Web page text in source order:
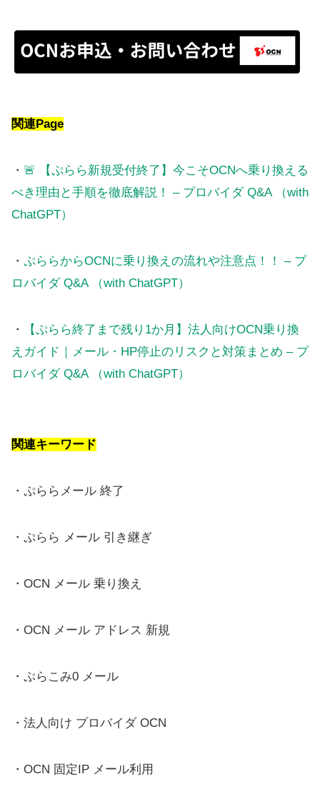
関連Page
・ 🚨 【ぷらら新規受付終了】今こそOCNへ乗り換える
べき理由と手順を徹底解説！ – プロバイダ Q&A （with
ChatGPT）
・ ぷららからOCNに乗り換えの流れや注意点！！ – プ
ロバイダ Q&A （with ChatGPT）
・
【ぷらら終了まで残り1か月】法人向けOCN乗り換
えガイド｜メール・HP停止のリスクと対策まとめ – プ
ロバイダ Q&A （with ChatGPT）
関連キーワード
・ぷららメール 終了
・ぷらら メール 引き継ぎ
・OCN メール 乗り換え
・OCN メール アドレス 新規
・ぷらこみ0 メール
・法人向け プロバイダ OCN
・OCN 固定IP メール利用